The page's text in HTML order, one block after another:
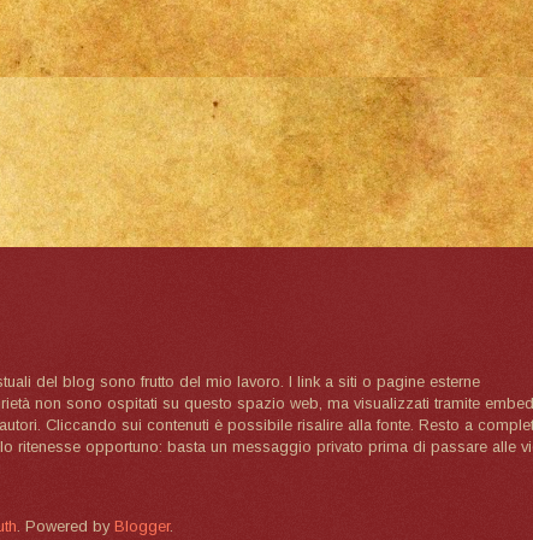
del blog sono frutto del mio lavoro. I link a siti o pagine esterne
non sono ospitati su questo spazio web, ma visualizzati tramite
Cliccando sui contenuti è possibile risalire alla fonte. Resto a
ritenesse opportuno: basta un messaggio privato prima di passare alle
. Powered by Blogger.